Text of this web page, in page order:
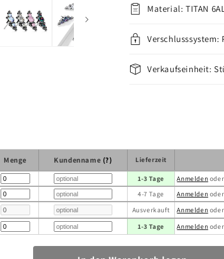
Material: TITAN
Verschlusssystem:
Verkaufseinheit:
Menge Kundenname (?) Lieferzeit
1-3 Tage Anmelden oder
4-7 Tage Anmelden oder
Ausverkauft Anmelden oder
1-3 Tage Anmelden oder